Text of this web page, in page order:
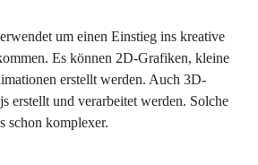
um einen Einstieg ins kreative
Es können 2D-Grafiken, kleine
erstellt werden. Auch 3D-
erstellt und verarbeitet werden. Solche
schon komplexer.